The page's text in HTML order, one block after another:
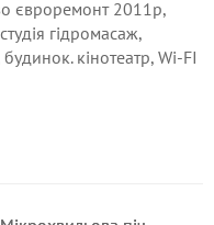
євроремонт 2011р,
гідромасаж,
кінотеатр, Wi-FI